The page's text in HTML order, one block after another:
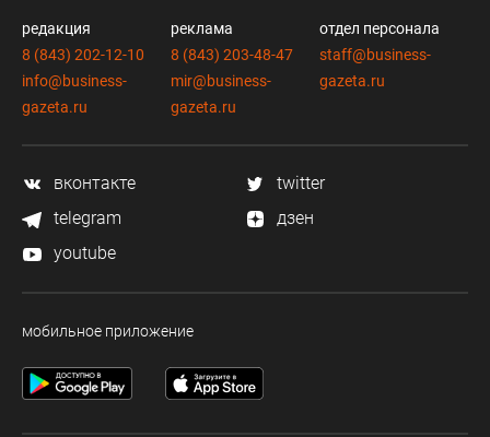
редакция
8 (843) 202-12-10
info@business-
gazeta.ru
реклама
8 (843) 203-48-47
mir@business-
gazeta.ru
отдел персонала
staff@business-
gazeta.ru
вконтакте
twitter
telegram
дзен
youtube
мобильное приложение